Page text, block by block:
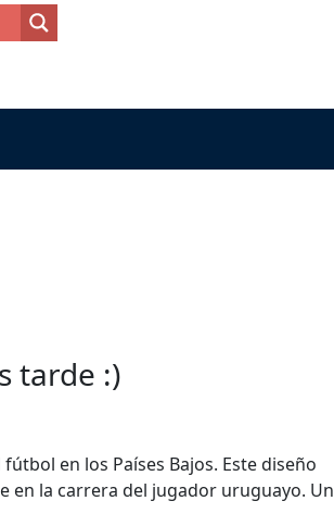
tarde :)
en los Países Bajos. Este diseño
en la carrera del jugador uruguayo. Un